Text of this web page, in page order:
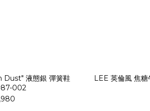
液態銀 彈簧鞋
002